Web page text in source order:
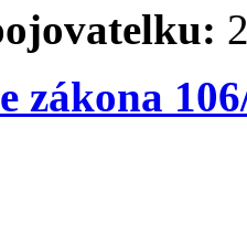
zákona